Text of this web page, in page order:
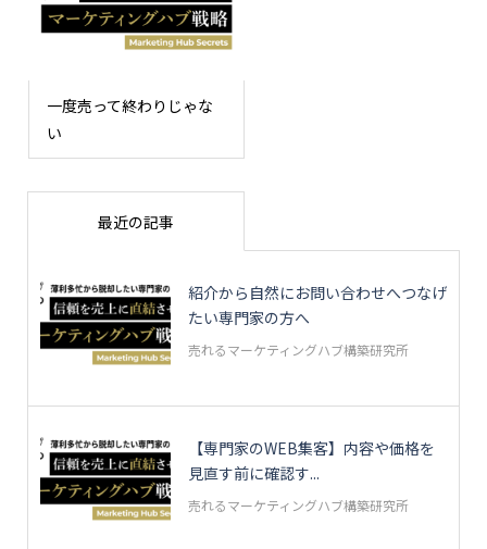
一度売って終わりじゃな
い
最近の記事
紹介から自然にお問い合わせへつなげ
たい専門家の方へ
売れるマーケティングハブ構築研究所
【専門家のWEB集客】内容や価格を
見直す前に確認す...
売れるマーケティングハブ構築研究所